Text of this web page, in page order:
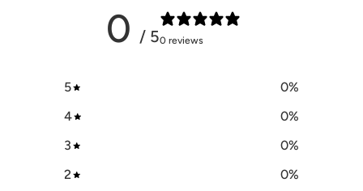
0 / 50 reviews
5 0%
4
0%
3
0%
2
0%